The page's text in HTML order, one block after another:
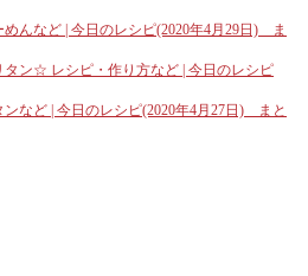
んなど | 今日のレシピ(2020年4月29日) ま
ン☆ レシピ・作り方など | 今日のレシピ
など | 今日のレシピ(2020年4月27日) まと